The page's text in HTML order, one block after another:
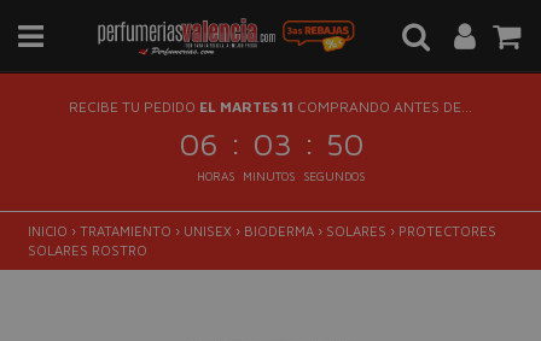
RECIBE TU PEDIDO EL MARTES 11 COMPRANDO ANTES DE...
06 : 03 : 49
HORAS MINUTOS SEGUNDOS
INICIO › TRATAMIENTO › UNISEX › BIODERMA › SOLARES › PROTECTORES
SOLARES ROSTRO